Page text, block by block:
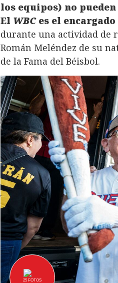
los equipos) no
El WBCes el
durante una actividad de
Román Meléndez de su
de la Fama del Béisbol.
25 FOTOS